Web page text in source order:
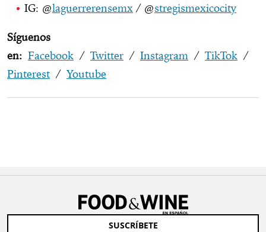
IG: @laguerrerensemx / @stregismexicocity
Síguenos
en: Facebook / Twitter / Instagram / TikTok /
Pinterest / Youtube
SUSCRÍBETE